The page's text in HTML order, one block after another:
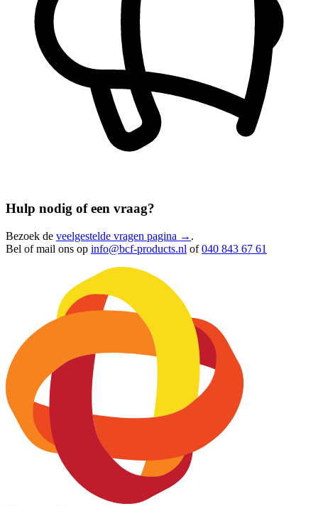
Hulp nodig of een vraag?
Bezoek de veelgestelde vragen pagina → .
Bel of mail ons op info@bcf-products.nl of040 843 67 61